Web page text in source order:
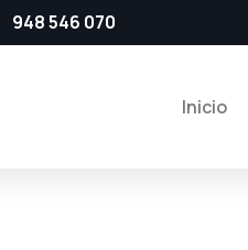
948 546 070
Inicio